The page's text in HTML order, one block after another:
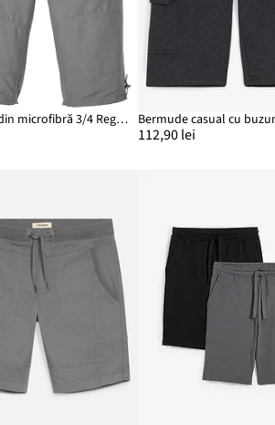
Pantaloni din microfibră 3/4 Regular Fit
112,90 lei